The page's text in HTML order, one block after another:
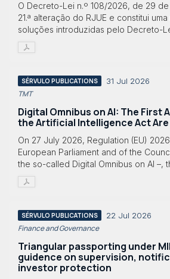
O Decreto-Lei n.º 108/2026, de 29
21.ª alteração do RJUE e constitui
soluções introduzidas pelo Decreto-
SÉRVULO PUBLICATIONS 31 Jul 2026
TMT
Digital Omnibus on AI: The First
the Artificial Intelligence Act Are
On 27 July 2026, Regulation (EU)
European Parliament and of the
the so-called Digital Omnibus on AI –,
SÉRVULO PUBLICATIONS 22 Jul 2026
Finance and Governance
Triangular passporting under
guidence on supervision,
investor protection